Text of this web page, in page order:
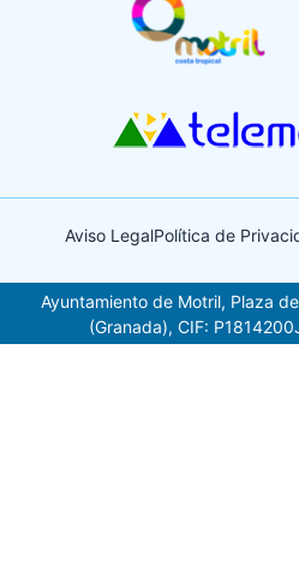
Aviso LegalPolítica de
Ayuntamiento de Motril, Plaza
(Granada), CIF: